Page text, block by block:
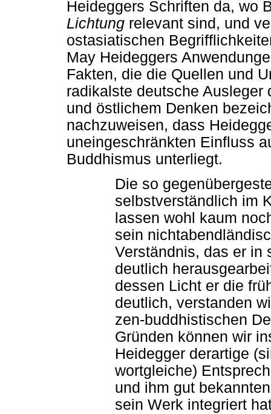
Heideggers Schriften da, wo
Lichtung relevant sind, und
ostasiatischen
May Heideggers
Fakten, die die Quellen und
radikalste deutsche Ausleger
und östlichem Denken
nachzuweisen, dass
uneingeschränkten Einfluss
Buddhismus unterliegt.
Die so
selbstverständlich im
lassen wohl kaum
sein
Verständnis, das er in
deutlich
dessen Licht er die
deutlich, verstanden
zen-buddhistischen
Gründen können wir
Heidegger derartige
wortgleiche)
und ihm gut
sein Werk integriert